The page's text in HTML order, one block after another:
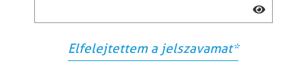
Elfelejtettem a jelszavamat*